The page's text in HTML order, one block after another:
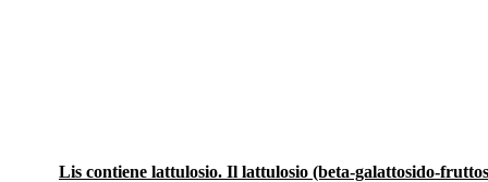
Lis contiene lattulosio. Il lattulosio (beta-galattosido-